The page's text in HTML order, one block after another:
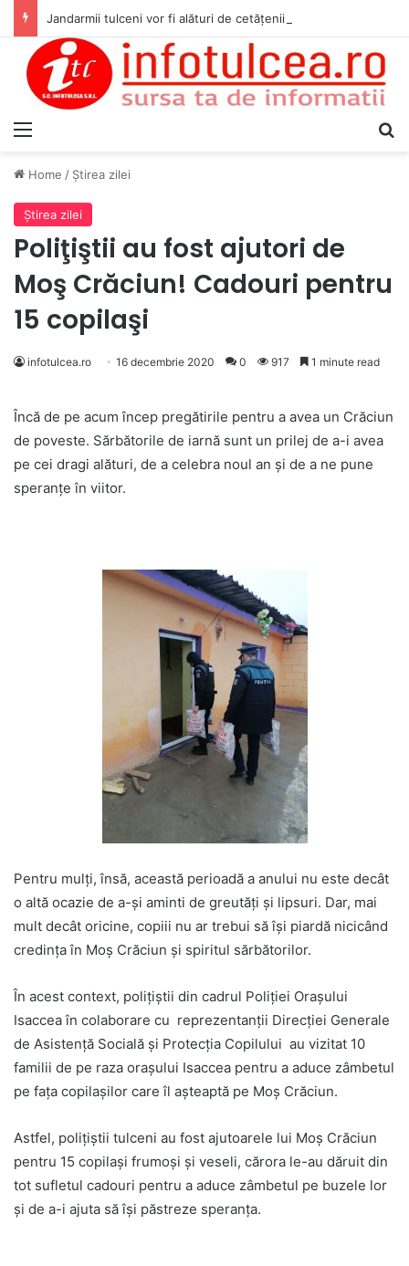
Home / Ştirea zilei
Ştirea zilei
Poliţiştii au fost ajutori de
Moş Crăciun! Cadouri pentru
15 copilaşi
infotulcea.ro 16 decembrie 2020 0 917 1 minute read
Încă de pe acum încep pregătirile pentru a avea un Crăciun
de poveste. Sărbătorile de iarnă sunt un prilej de a-i avea
pe cei dragi alături, de a celebra noul an și de a ne pune
speranțe în viitor.
Pentru mulți, însă, această perioadă a anului nu este decât
o altă ocazie de a-și aminti de greutăți și lipsuri. Dar, mai
mult decât oricine, copiii nu ar trebui să își piardă nicicând
credința în Moș Crăciun și spiritul sărbătorilor.
În acest context, polițiștii din cadrul Poliției Orașului
Isaccea în colaborare cu reprezentanții Direcției Generale
de Asistență Socială și Protecția Copilului au vizitat 10
familii de pe raza orașului Isaccea pentru a aduce zâmbetul
pe fața copilașilor care îl așteaptă pe Moș Crăciun.
Astfel, polițiștii tulceni au fost ajutoarele lui Moș Crăciun
pentru 15 copilași frumoși și veseli, cărora le-au dăruit din
tot sufletul cadouri pentru a aduce zâmbetul pe buzele lor
și de a-i ajuta să își păstreze speranța.